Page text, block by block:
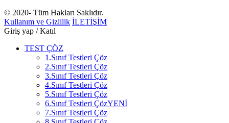
© 2020- Tüm Hakları Saklıdır.
Kullanım ve Gizlilik İLETİŞİM
Giriş yap / Katıl
TEST ÇÖZ
1.Sınıf Testleri Çöz
2.Sınıf Testleri Çöz
3.Sınıf Testleri Çöz
4.Sınıf Testleri Çöz
5.Sınıf Testleri Çöz
6.Sınıf Testleri ÇözYENİ
7.Sınıf Testleri Çöz